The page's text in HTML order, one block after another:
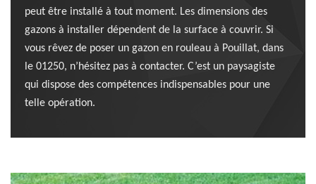
peut être installé à tout moment. Les dimensions des
gazons à installer dépendent de la surface à couvrir. Si
vous rêvez de poser un gazon en rouleau à Pouillat, dans
le 01250, n’hésitez pas à contacter. C’est un paysagiste
qui dispose des compétences indispensables pour une
telle opération.